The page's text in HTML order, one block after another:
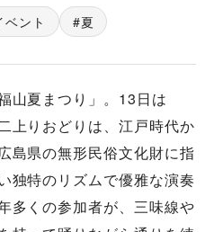
ベント 夏
山夏まつり」。13日は
上りおどりは、江戸時代か
島県の無形民俗文化財に指
独特のリズムで優雅な演奏
多くの参加者が、三味線や